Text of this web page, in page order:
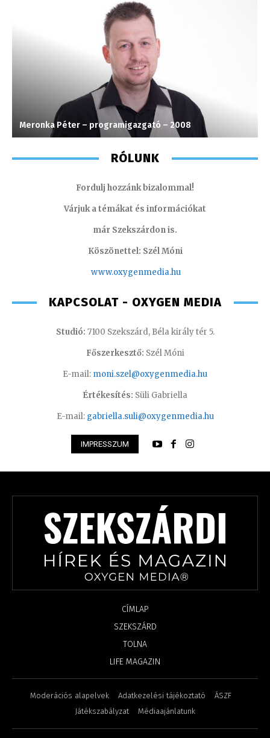
Meronka Péter – programigazgató – 2008
RÓLUNK
Fordulj hozzánk bizalommal!
Várjuk a témákat és információkat
már Szekszárdon is.
Köszönettel: Szél Móni
www.oxygenmedia.hu
KAPCSOLAT - OXYGEN MEDIA
Studió: 7100 Szekszárd, Béla király tér 5.
Főszerkesztő: Szél Móni
E-mail: moni.szel@oxygenmedia.hu
Értékesítés: Süli Gabriella
E-mail: gabriella.suli@oxygenmedia.hu
IMPRESSZUM
CÍMLAP
SZEKSZÁRD
TOLNA
LIFE MAGAZIN
Moderációs alapelvek Adatkezelési tájékoztató
ÁSZF
Játékszabályzat
Médiaajánlatunk